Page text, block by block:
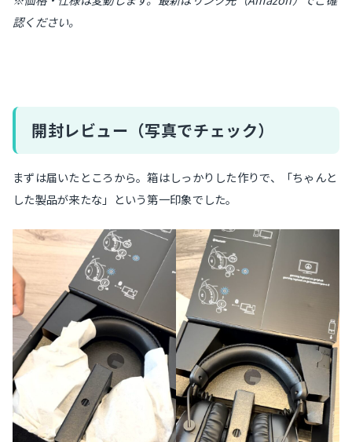
認ください。
開封レビュー（写真でチェック）
まずは届いたところから。箱はしっかりした作りで、「ちゃんと
した製品が来たな」という第一印象でした。